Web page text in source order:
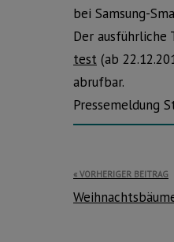
bei Samsung-
Der ausführliche
test (ab
abrufbar.
Pressemeldung
VORHERIGER BEITRAG